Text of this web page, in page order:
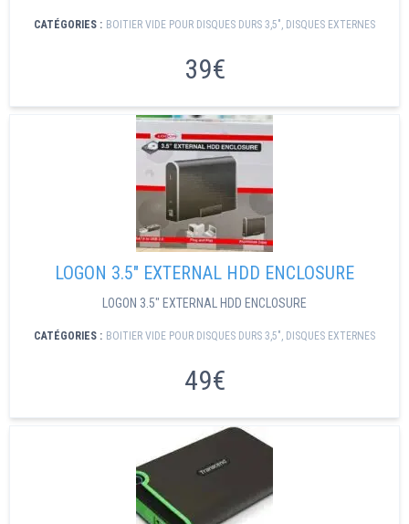
CATÉGORIES : BOITIER VIDE POUR DISQUES DURS 3,5″, DISQUES EXTERNES
39€
LOGON 3.5" EXTERNAL HDD ENCLOSURE
LOGON 3.5" EXTERNAL HDD ENCLOSURE
CATÉGORIES : BOITIER VIDE POUR DISQUES DURS 3,5″, DISQUES EXTERNES
49€